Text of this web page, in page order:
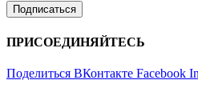
ПРИСОЕДИНЯЙТЕСЬ
Поделиться ВКонтакте Facebook